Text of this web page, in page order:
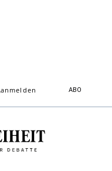
anmelden ABO